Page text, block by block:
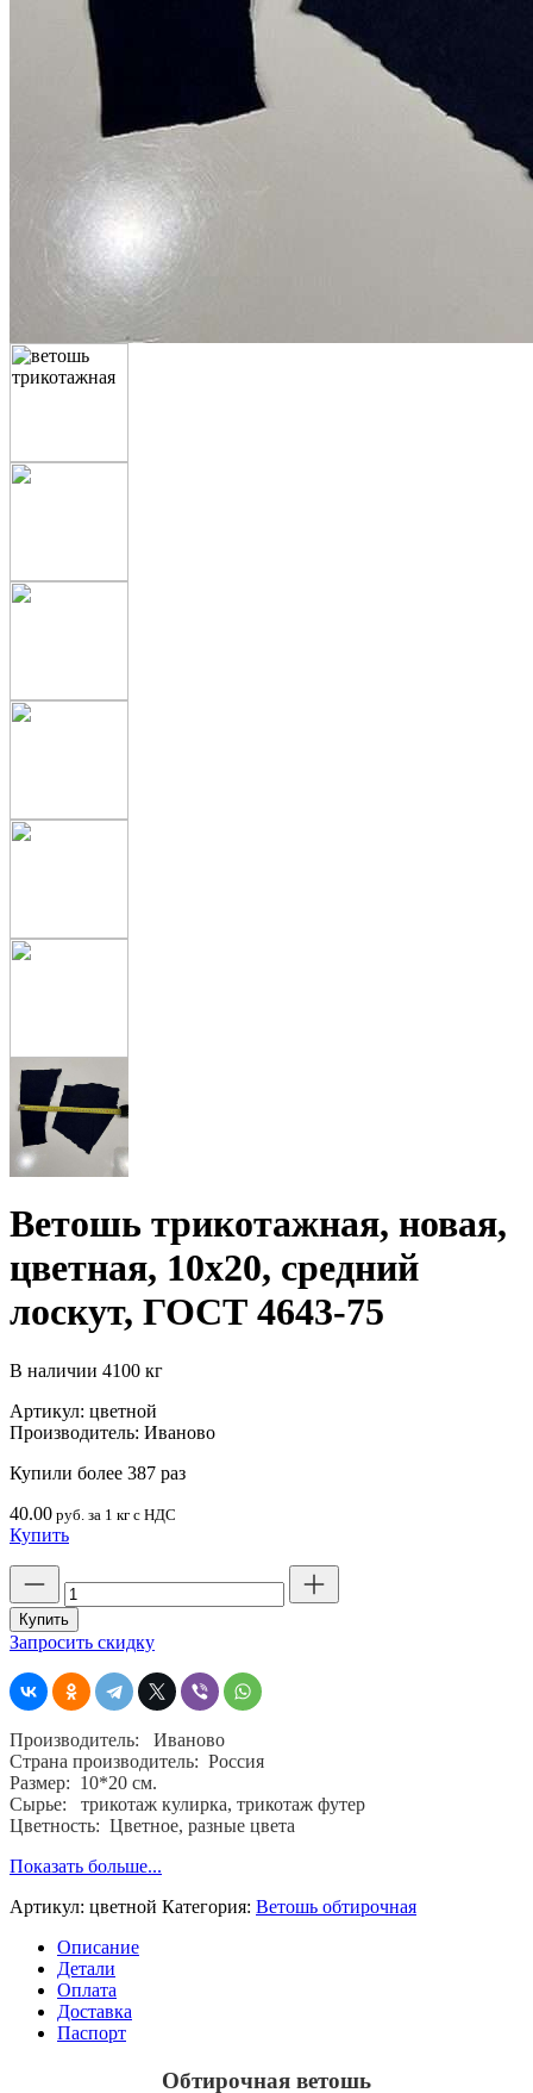
Ветошь трикотажная, новая,
цветная, 10х20, средний
лоскут, ГОСТ 4643-75
В наличии 4100 кг
Артикул: цветной
Производитель: Иваново
Купили более 387 раз
40.00 руб. за 1 кг с НДС
Купить
товара
Ветошь
трикотажная,
цветная,
10х20,
лоскут,
ГОСТ
4643-
75
Купить
Запросить скидку
Производитель: Иваново
Страна производитель: Россия
Размер: 10*20 см.
Сырье: трикотаж кулирка, трикотаж футер
Цветность: Цветное, разные цвета
Показать больше...
Артикул: цветной Категория: Ветошь обтирочная
Описание
Детали
Оплата
Доставка
Паспорт
Обтирочная ветошь